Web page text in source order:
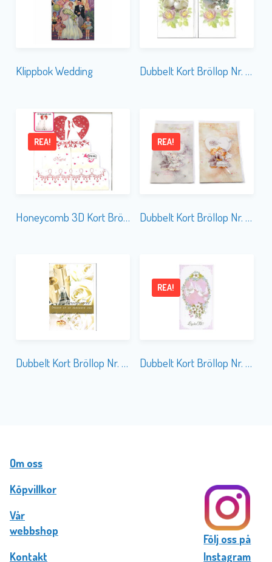
Klippbok Wedding Dubbelt Kort Bröllop Nr. 848
Honeycomb 3D Kort Bröllop
REA!
Dubbelt Kort Bröllop Nr. 855B
REA!
Dubbelt Kort Bröllop Nr. 854A Dubbelt Kort Bröllop Nr. 849
REA!
Om oss
Köpvillkor
Vår
webbshop
Kontakt
Följ oss på
Instagram